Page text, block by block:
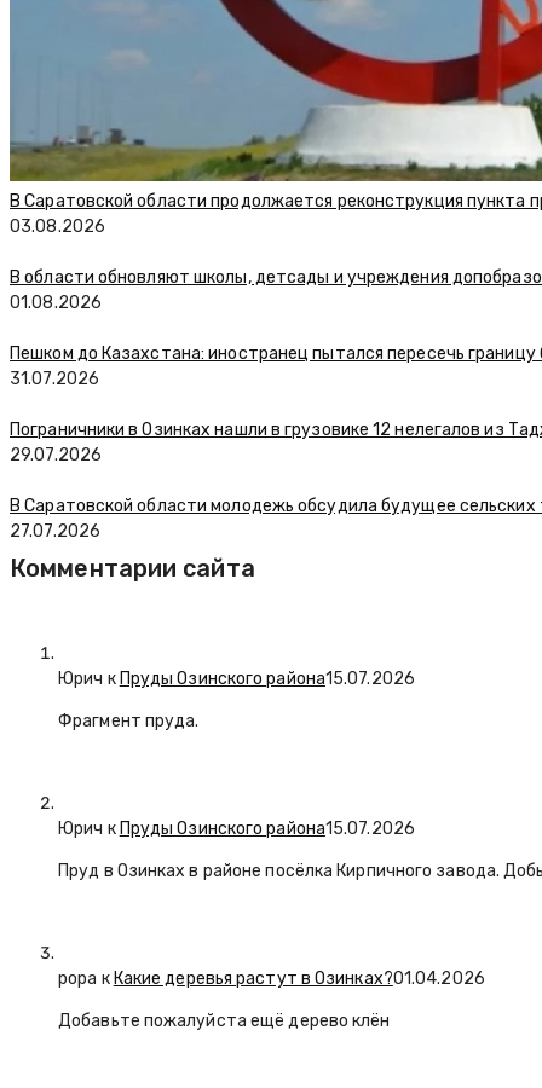
В Саратовской области продолжается реконструкция пункта
03.08.2026
В области обновляют школы, детсады и учреждения
01.08.2026
Пешком до Казахстана: иностранец пытался пересечь
31.07.2026
Пограничники в Озинках нашли в грузовике 12 нелегалов из
29.07.2026
В Саратовской области молодежь обсудила будущее сельских
27.07.2026
Комментарии сайта
Юрич кПруды Озинского района15.07.2026
Фрагмент пруда.
Юрич кПруды Озинского района15.07.2026
Пруд в Озинках в районе посёлка Кирпичного завода.
popa кКакие деревья растут в Озинках?01.04.2026
Добавьте пожалуйста ещё дерево клён